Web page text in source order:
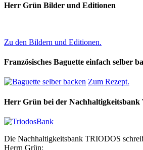
Herr Grün Bilder und Editionen
Zu den Bildern und Editionen.
Französisches Baguette einfach selber
Zum Rezept.
Herr Grün bei der Nachhaltigkeitsbank
Die Nachhaltigkeitsbank TRIODOS
Herrn Grün: